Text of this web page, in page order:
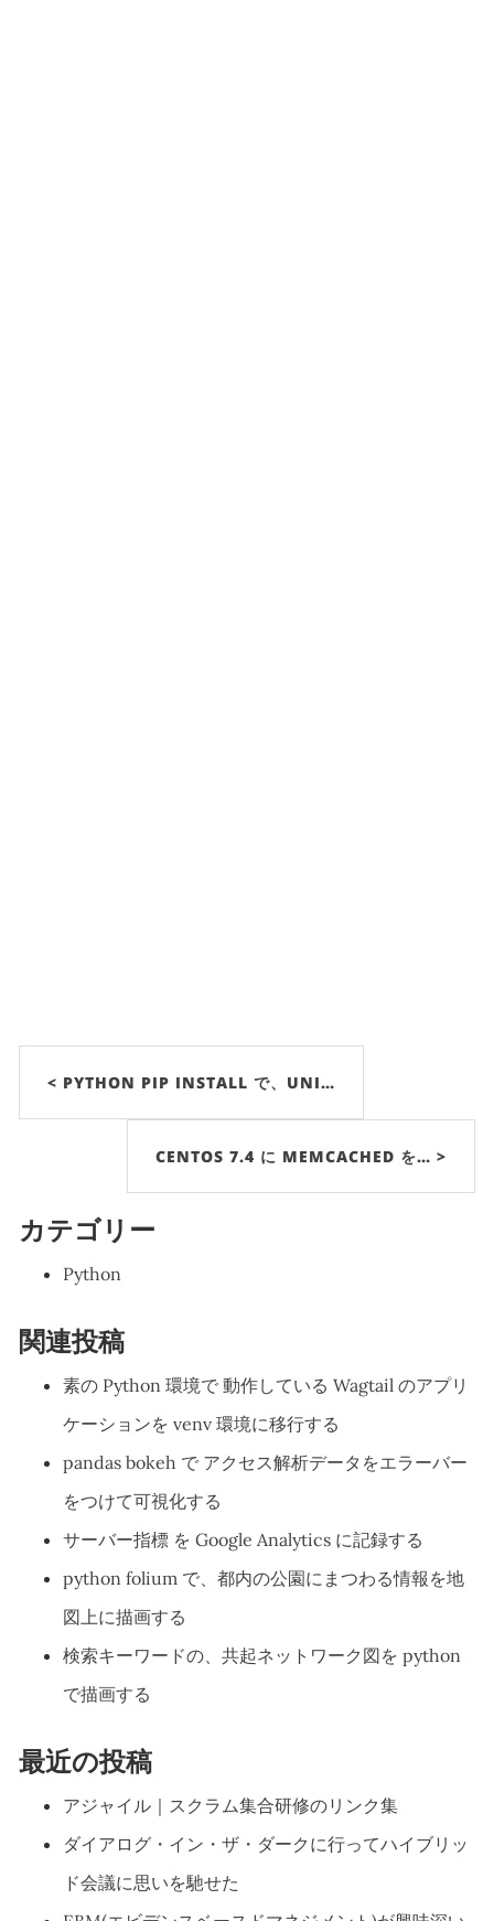
< PYTHON PIP INSTALL で、UNI…
CENTOS 7.4 に MEMCACHED を… >
カテゴリー
Python
関連投稿
素の Python 環境で 動作している Wagtail のアプリ
ケーションを venv 環境に移行する
pandas bokeh で アクセス解析データをエラーバー
をつけて可視化する
サーバー指標 を Google Analytics に記録する
python folium で、都内の公園にまつわる情報を地
図上に描画する
検索キーワードの、共起ネットワーク図を python
で描画する
最近の投稿
アジャイル｜スクラム集合研修のリンク集
ダイアログ・イン・ザ・ダークに行ってハイブリッ
ド会議に思いを馳せた